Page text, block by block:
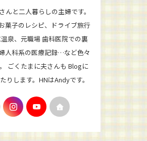
んと二人暮らしの主婦です。
菓子のレシピ、ドライブ旅行
泉、元職場 歯科医院での裏
人科系の医療記録…など色々
ごくたまに夫さんも Blogに
りします。HNはAndyです。